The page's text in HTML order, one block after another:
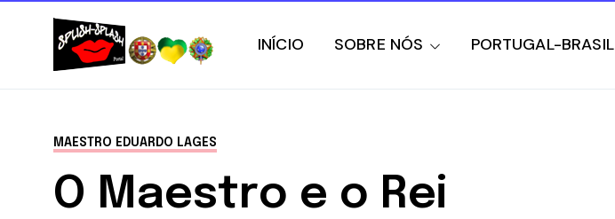
INÍCIO SOBRE NÓS PORTUGAL-BRASIL
MAESTRO EDUARDO LAGES
O Maestro e o Rei